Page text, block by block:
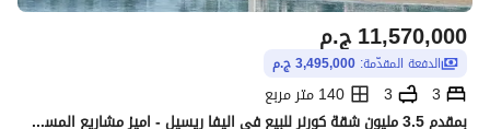
ج.م11,570,000
الدفعة المقدّمة: 3,495,000 ج.م
3
3
140 متر مربع
بمقدم 3.5 مليون شقة كورنر للبيع في اليفا ريسيل - اميز مشاريع المستقبل سيتي